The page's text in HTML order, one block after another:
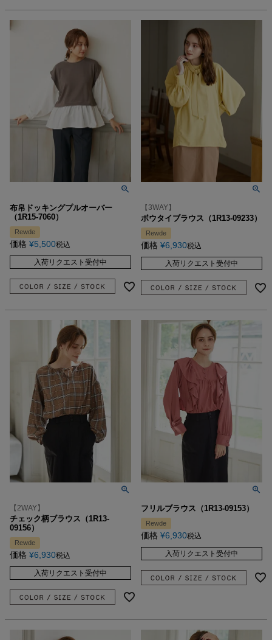
布帛ドッキングプルオーバー
（1R15-7060）
Rewde
価格 ¥5,500税込
入荷リクエスト受付中
【3WAY】
ボウタイブラウス（1R13-09233）
Rewde
価格 ¥6,930税込
入荷リクエスト受付中
【2WAY】
チェック柄ブラウス（1R13-
09156）
Rewde
価格 ¥6,930税込
入荷リクエスト受付中
フリルブラウス（1R13-09153）
Rewde
価格 ¥6,930税込
入荷リクエスト受付中